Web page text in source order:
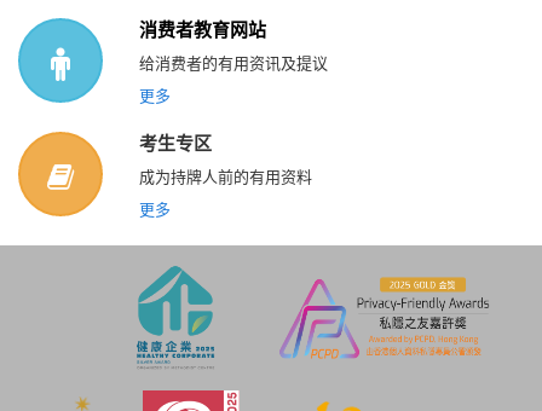
消费者教育网站
给消费者的有用资讯及提议
更多
考生专区
成为持牌人前的有用资料
更多